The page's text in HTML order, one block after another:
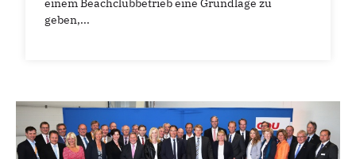
einem Beachclubbetrieb eine Grundlage zu
geben,...